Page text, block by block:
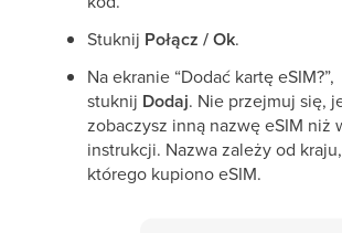
Stuknij Połącz / Ok.
Na ekranie “Dodać kartę eSIM?”,
stuknij Dodaj. Nie przejmuj się,
zobaczysz inną nazwę eSIM niż
instrukcji. Nazwa zależy od
którego kupiono eSIM.